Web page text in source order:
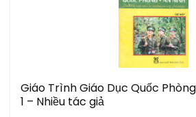
Giáo Trình Giáo Dục Quốc
1 – Nhiều tác giả